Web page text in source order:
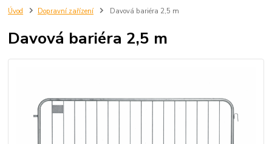
Úvod Dopravní zařízení Davová bariéra 2,5 m
Davová bariéra 2,5 m